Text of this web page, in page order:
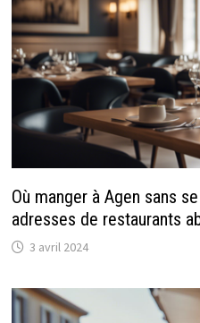
Où manger à Agen sans
adresses de restaurants
3 avril 2024